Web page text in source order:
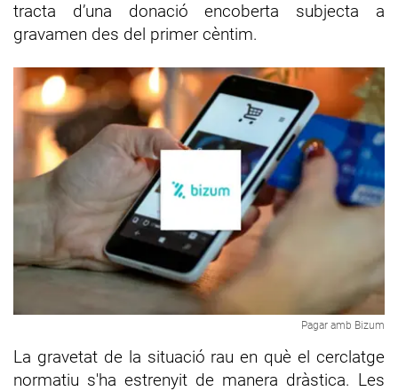
tracta d’una donació encoberta subjecta a
gravamen des del primer cèntim.
Pagar amb Bizum
La gravetat de la situació rau en què el cerclatge
normatiu s'ha estrenyit de manera dràstica. Les